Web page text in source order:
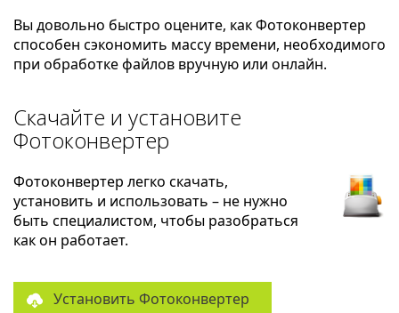
Вы довольно быстро оцените, как Фотоконвертер
способен сэкономить массу времени, необходимого
при обработке файлов вручную или онлайн.
Скачайте и установите
Фотоконвертер
Фотоконвертер легко скачать,
установить и использовать – не нужно
быть специалистом, чтобы разобраться
как он работает.
Установить Фотоконвертер